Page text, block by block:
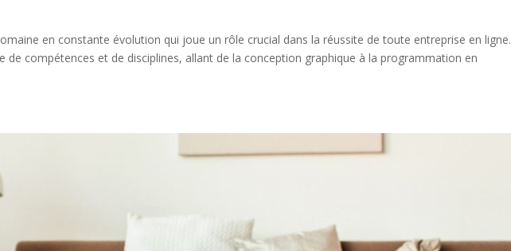
en constante évolution qui joue un rôle crucial dans la réussite de toute entreprise en ligne.
de compétences et de disciplines, allant de la conception graphique à la programmation en